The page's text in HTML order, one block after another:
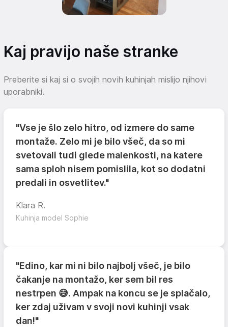
Kaj pravijo naše stranke
Preberite si kaj si o svojih novih kuhinjah mislijo njihovi
uporabniki.
"Vse je šlo zelo hitro, od izmere do same
montaže. Zelo mi je bilo všeč, da so mi
svetovali tudi glede malenkosti, na katere
sama sploh nisem pomislila, kot so dodatni
predali in osvetlitev."
Klara R.
Kuhinja model Sophie
"Edino, kar mi ni bilo najbolj všeč, je bilo
čakanje na montažo, ker sem bil res
nestrpen 😅. Ampak na koncu se je splačalo,
ker zdaj uživam v svoji novi kuhinji vsak
dan!"